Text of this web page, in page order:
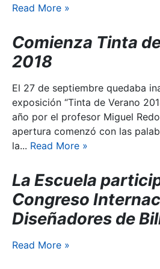
Read More »
Comienza Tinta
2018
El 27 de septiembre quedaba
exposición “Tinta de Verano
año por el profesor Miguel
apertura comenzó con las
la... Read More »
La Escuela
Congreso
Diseñadores de
Read More »